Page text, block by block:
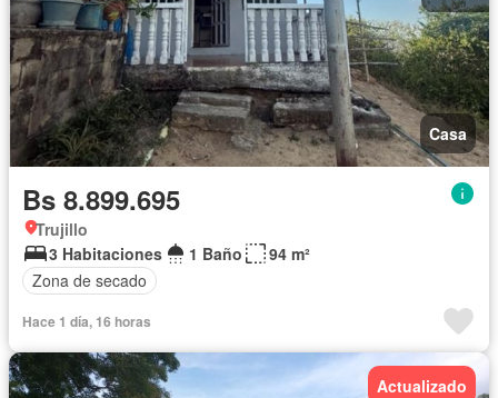
Casa
Bs 8.899.695
Trujillo
3 Habitaciones
1 Baño
94 m²
Zona de secado
Hace 1 día, 16 horas
Actualizado